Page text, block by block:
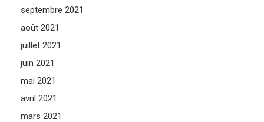
septembre 2021
août 2021
juillet 2021
juin 2021
mai 2021
avril 2021
mars 2021